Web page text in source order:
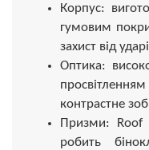
Корпус:
гумовим
захист від
Оптика:
контрастне
Призми: Roof
робить